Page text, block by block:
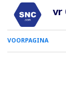
vr
0
Smartphone
VOORPAGINA